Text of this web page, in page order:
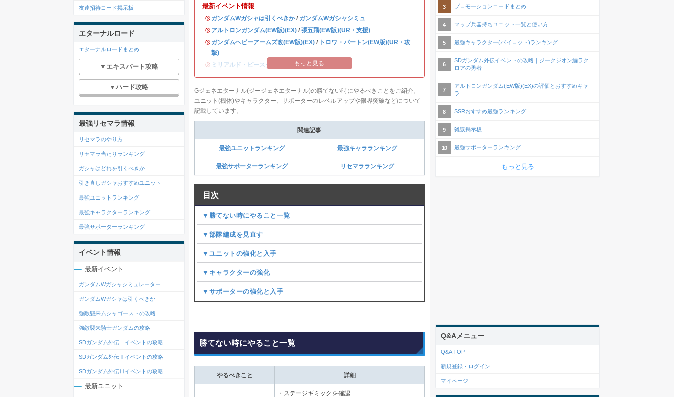
最新イベント情報
・ ガンダムWガシャは引くべきか/ ガンダムWガシャシミュ
・ アルトロンガンダム(EW版)(EX) / 張五飛(EW版)(UR・支援)
・ ガンダムヘビーアームズ改(EW版)(EX) / トロワ・バートン(EW版)(UR・攻
撃)
・ ミリアルド・ピースクラフト&リーブラ
もっと見る
Gジェネエターナル(ジージェネエターナル)の勝てない時にやるべきことをご紹介。
ユニット(機体)やキャラクター、サポーターのレベルアップや限界突破などについて
記載しています。
関連記事
最強ユニットランキング 最強キャラランキング
最強サポーターランキング リセマラランキング
目次
▼勝てない時にやること一覧
▼部隊編成を見直す
▼ユニットの強化と入手
▼キャラクターの強化
▼サポーターの強化と入手
勝てない時にやること一覧
やるべきこと 詳細
・ステージギミックを確認
友達招待コード掲示板
エターナルロード
エターナルロードまとめ
▼エキスパート攻略
▼ハード攻略
最強リセマラ情報
リセマラのやり方
リセマラ当たりランキング
ガシャはどれを引くべきか
引き直しガシャおすすめユニット
最強ユニットランキング
最強キャラクターランキング
最強サポーターランキング
イベント情報
最新イベント
ガンダムWガシャシミュレーター
ガンダムWガシャは引くべきか
強敵襲来ムシャゴーストの攻略
強敵襲来騎士ガンダムの攻略
SDガンダム外伝Ⅰイベントの攻略
SDガンダム外伝Ⅱイベントの攻略
SDガンダム外伝Ⅲイベントの攻略
最新ユニット
プロモーションコードまとめ
マップ兵器持ちユニット一覧と使い方
最強キャラクター(パイロット)ランキング
SDガンダム外伝イベントの攻略｜ジークジオン編ラク
ロアの勇者
アルトロンガンダム(EW版)(EX)の評価とおすすめキャ
ラ
SSRおすすめ最強ランキング
雑談掲示板
最強サポーターランキング
もっと見る
Q&Aメニュー
Q&A TOP
新規登録・ログイン
マイページ